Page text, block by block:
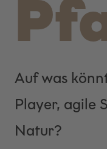
Auf was
Player, agile
Natur?